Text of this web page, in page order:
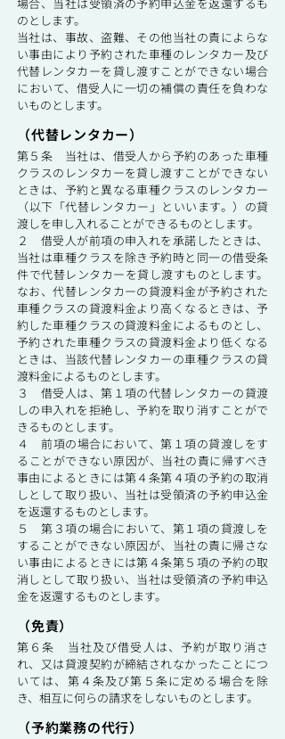
のとします。
当社は、事故、盗難、その他当社の責によらな
い事由により予約された車種のレンタカー及び
代替レンタカーを貸し渡すことができない場合
において、借受人に一切の補償の責任を負わな
いものとします。
（代替レンタカー）
第５条 当社は、借受人から予約のあった車種
クラスのレンタカーを貸し渡すことができない
ときは、予約と異なる車種クラスのレンタカー
（以下「代替レンタカー」といいます。）の貸
渡しを申し入れることができるものとします。
２ 借受人が前項の申入れを承諾したときは、
当社は車種クラスを除き予約時と同一の借受条
件で代替レンタカーを貸し渡すものとします。
なお、代替レンタカーの貸渡料金が予約された
車種クラスの貸渡料金より高くなるときは、予
約した車種クラスの貸渡料金によるものとし、
予約された車種クラスの貸渡料金より低くなる
ときは、当該代替レンタカーの車種クラスの貸
渡料金によるものとします。
３ 借受人は、第１項の代替レンタカーの貸渡
しの申入れを拒絶し、予約を取り消すことがで
きるものとします。
４ 前項の場合において、第１項の貸渡しをす
ることができない原因が、当社の責に帰すべき
事由によるときには第４条第４項の予約の取消
しとして取り扱い、当社は受領済の予約申込金
を返還するものとします。
５ 第３項の場合において、第１項の貸渡しを
することができない原因が、当社の責に帰さな
い事由によるときには第４条第５項の予約の取
消しとして取り扱い、当社は受領済の予約申込
金を返還するものとします。
（免責）
第６条 当社及び借受人は、予約が取り消さ
れ、又は貸渡契約が締結されなかったことにつ
いては、第４条及び第５条に定める場合を除
き、相互に何らの請求をしないものとします。
（予約業務の代行）